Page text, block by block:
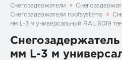
Снегозадержатели
Снегозадержатели roofsystems
мм L-3 м универсальный RAL 8019
мм L-3 м